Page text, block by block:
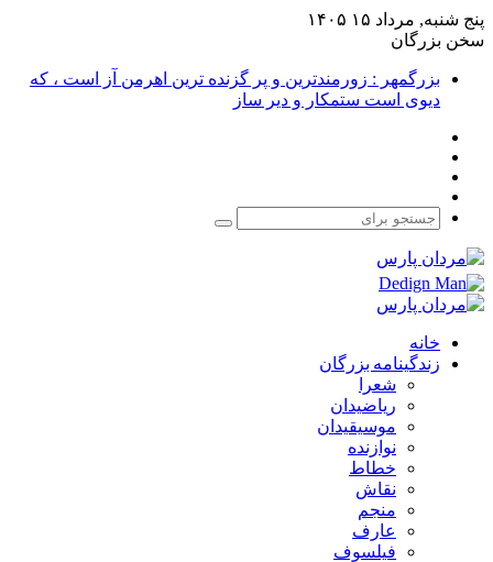
پنج شنبه, مرداد ۱۵ ۱۴۰۵
سخن بزرگان
بزرگمهر : زورمندترین و پر گزنده ترین اهرمن آز است ، که
دیوی است ستمکار و دیر ساز
جستجو
خانه
زندگینامه بزرگان
شعرا
ریاضیدان
موسیقیدان
نوازنده
خطاط
نقاش
منجم
عارف
فیلسوف